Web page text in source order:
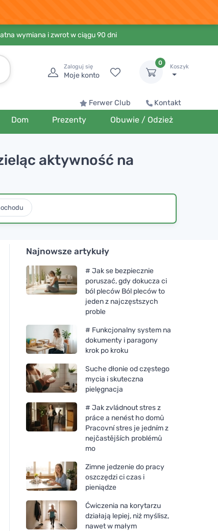
wymiana i zwrot w ciągu 90 dni
Zaloguj się
Moje konto
0
Koszyk
Ferwer Club Kontakt
Dom Prezenty Obuwie / Odzież
aktywność na
Najnowsze artykuły
# Jak se bezpiecznie
poruszać, gdy dokucza ci
ból pleców Ból pleców to
jeden z najczęstszych
proble
# Funkcjonalny system na
dokumenty i paragony
krok po kroku
Suche dłonie od częstego
mycia i skuteczna
pielęgnacja
# Jak zvládnout stres z
práce a nenést ho domů
Pracovní stres je jedním z
nejčastějších problémů
mo
Zimne jedzenie do pracy
oszczędzi ci czas i
pieniądze
Ćwiczenia na korytarzu
działają lepiej, niż myślisz,
nawet w małym